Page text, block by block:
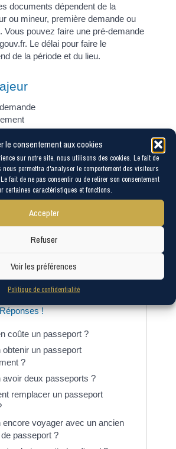
le consentement aux cookies
sur notre site, nous utilisons des cookies. Le fait de
nous permettra d'analyser le comportement des visiteurs
fait de ne pas consentir ou de retirer son consentement
certaines caractéristiques et fonctions.
Accepter
Refuser
Voir les préférences
Politique de confidentialité
documents dépendent de la
ou mineur, première demande ou
Vous pouvez faire une pré-demande
Le délai pour faire le
de la période et du lieu.
perdu
volé
en urgence
!
coûte un passeport ?
obtenir un passeport
?
avoir deux passeports ?
remplacer un passeport
encore voyager avec un ancien
passeport ?